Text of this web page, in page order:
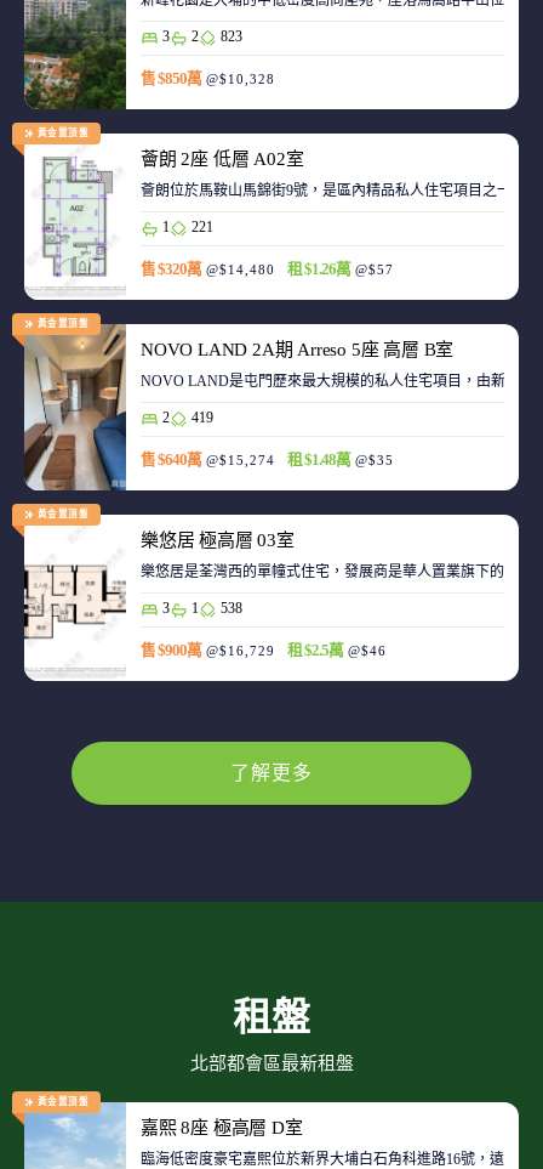
3 2 823
售 $850萬 @$10,328
黃金置頂盤
薈朗 2座 低層 A02室
薈朗位於馬鞍山馬錦街9號，是區內精品私人住宅項目之一，
1 221
售 $320萬 @$14,480 租 $1.26萬 @$57
黃金置頂盤
NOVO LAND 2A期 Arreso 5座 高層 B室
NOVO LAND是屯門歷來最大規模的私人住宅項目，由新鴻
2 419
售 $640萬 @$15,274 租 $1.48萬 @$35
黃金置頂盤
樂悠居 極高層 03室
樂悠居是荃灣西的單幢式住宅，發展商是華人置業旗下的廣
3 1 538
售 $900萬 @$16,729 租 $2.5萬 @$46
了解更多
租盤
北部都會區最新租盤
黃金置頂盤
嘉熙 8座 極高層 D室
臨海低密度豪宅嘉熙位於新界大埔白石角科進路16號，遠離